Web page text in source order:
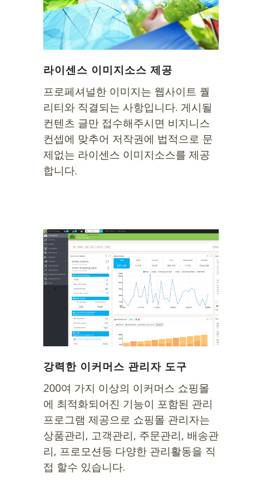
라이센스 이미지소스 제공
프로페셔널한 이미지는 웹사이트 퀄
리티와 직결되는 사항입니다. 게시될
컨텐츠 글만 접수해주시면 비지니스
컨셉에 맞추어 저작권에 법적으로 문
제없는 라이센스 이미지소스를 제공
합니다.
강력한 이커머스 관리자 도구
200여 가지 이상의 이커머스 쇼핑몰
에 최적화되어진 기능이 포함된 관리
프로그램 제공으로 쇼핑몰 관리자는
상품관리, 고객관리, 주문관리, 배송관
리, 프로모션등 다양한 관리활동을 직
접 할수 있습니다.